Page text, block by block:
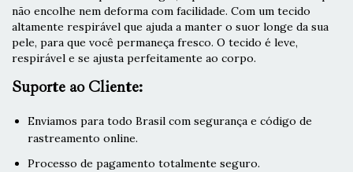
não encolhe nem deforma com facilidade. Com um tecido
altamente respirável que ajuda a manter o suor longe da sua
pele, para que você permaneça fresco. O tecido é leve,
respirável e se ajusta perfeitamente ao corpo.
Suporte ao Cliente:
Enviamos para todo Brasil com segurança e código de
rastreamento online.
Processo de pagamento totalmente seguro.